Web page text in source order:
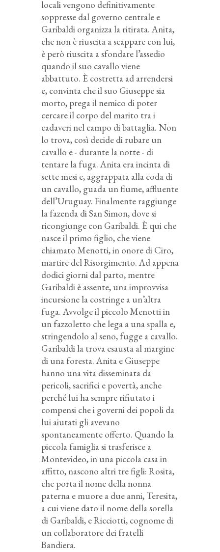
locali vengono definitivamente
soppresse dal governo centrale e
Garibaldi organizza la ritirata. Anita,
che non è riuscita a scappare con lui,
è però riuscita a sfondare l’assedio
quando il suo cavallo viene
abbattuto. È costretta ad arrendersi
e, convinta che il suo Giuseppe sia
morto, prega il nemico di poter
cercare il corpo del marito tra i
cadaveri nel campo di battaglia. Non
lo trova, così decide di rubare un
cavallo e - durante la notte - di
tentare la fuga. Anita era incinta di
sette mesi e, aggrappata alla coda di
un cavallo, guada un fiume, affluente
dell’Uruguay. Finalmente raggiunge
la fazenda di San Simon, dove si
ricongiunge con Garibaldi. È qui che
nasce il primo figlio, che viene
chiamato Menotti, in onore di Ciro,
martire del Risorgimento. Ad appena
dodici giorni dal parto, mentre
Garibaldi è assente, una improvvisa
incursione la costringe a un’altra
fuga. Avvolge il piccolo Menotti in
un fazzoletto che lega a una spalla e,
stringendolo al seno, fugge a cavallo.
Garibaldi la trova esausta al margine
di una foresta. Anita e Giuseppe
hanno una vita disseminata da
pericoli, sacrifici e povertà, anche
perché lui ha sempre rifiutato i
compensi che i governi dei popoli da
lui aiutati gli avevano
spontaneamente offerto. Quando la
piccola famiglia si trasferisce a
Montevideo, in una piccola casa in
affitto, nascono altri tre figli: Rosita,
che porta il nome della nonna
paterna e muore a due anni, Teresita,
a cui viene dato il nome della sorella
di Garibaldi, e Ricciotti, cognome di
un collaboratore dei fratelli
Bandiera.